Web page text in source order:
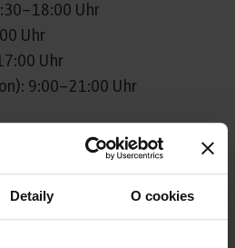
Detaily O cookies
Uhr
Uhr
Uhr
9:00–21:00 Uhr
Mountaincarts und
auf der